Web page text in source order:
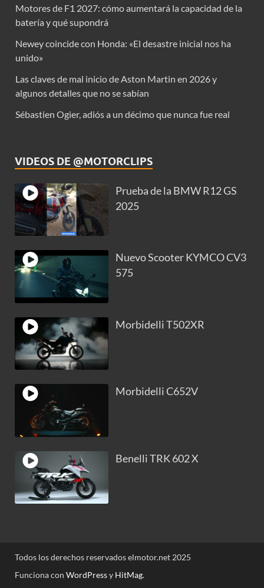
Motores de F1 2027: cómo aumentará la capacidad de la
batería y qué supondrá
Newey coincide con Honda: «El desastre inicial nos ha
unido»
Las claves de mal inicio de Aston Martin en 2026 y
algunos detalles que no se sabían
Sébastien Ogier, adiós a un décimo que nunca fue real
VIDEOS DE @MOTORCLIPS
Prueba de la BMW R12 GS
2025
Nuevo Scooter KYMCO CV3
575
Morbidelli T502XR
Morbidelli C652V
Benelli TRK 602 X
Todos los derechos reservados elmotor.net 2025
Funciona con WordPressy HitMag.